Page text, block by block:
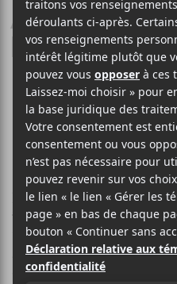
À gagner : 1
billets pour
Daniel
Bell le 12
Le Canal Auditif etevenko
gagner 1 paire de billets
Daniel Caesar! Ashton
a été beaucoup influencé
gospel, dans son contenu
compositions R&B des